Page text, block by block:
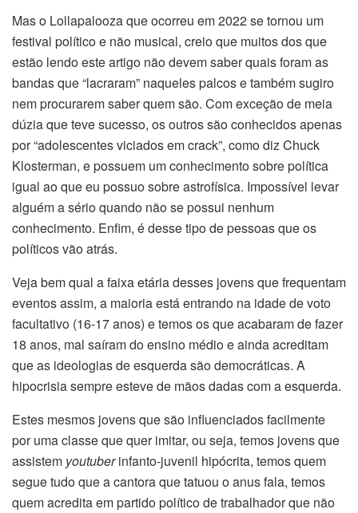
Mas o Lollapalooza que ocorreu em 2022 se tornou um
festival político e não musical, creio que muitos dos que
estão lendo este artigo não devem saber quais foram as
bandas que “lacraram” naqueles palcos e também sugiro
nem procurarem saber quem são. Com exceção de meia
dúzia que teve sucesso, os outros são conhecidos apenas
por “adolescentes viciados em crack”, como diz Chuck
Klosterman, e possuem um conhecimento sobre política
igual ao que eu possuo sobre astrofísica. Impossível levar
alguém a sério quando não se possui nenhum
conhecimento. Enfim, é desse tipo de pessoas que os
políticos vão atrás.
Veja bem qual a faixa etária desses jovens que frequentam
eventos assim, a maioria está entrando na idade de voto
facultativo (16-17 anos) e temos os que acabaram de fazer
18 anos, mal saíram do ensino médio e ainda acreditam
que as ideologias de esquerda são democráticas. A
hipocrisia sempre esteve de mãos dadas com a esquerda.
Estes mesmos jovens que são influenciados facilmente
por uma classe que quer imitar, ou seja, temos jovens que
assistem youtuberinfanto-juvenil hipócrita, temos quem
segue tudo que a cantora que tatuou o anus fala, temos
quem acredita em partido político de trabalhador que não